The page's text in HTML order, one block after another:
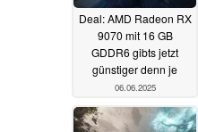
Deal: AMD Radeon RX
9070 mit 16 GB
GDDR6 gibts jetzt
günstiger denn je
06.06.2025